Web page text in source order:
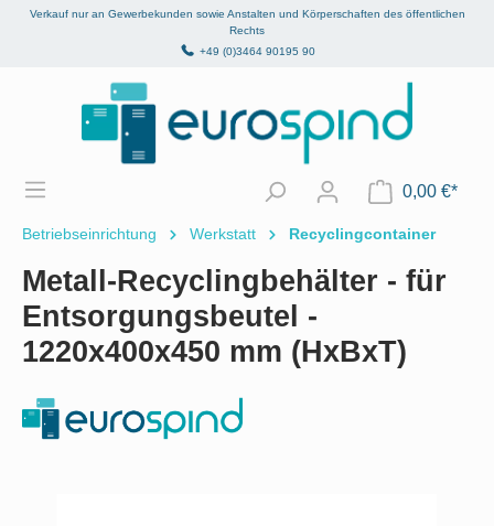
springen
Verkauf nur an Gewerbekunden sowie Anstalten und Körperschaften des öffentlichen
Rechts
+49 (0)3464 90195 90
0,00 €*
Betriebseinrichtung Werkstatt Recyclingcontainer
Metall-Recyclingbehälter - für
Entsorgungsbeutel -
1220x400x450 mm (HxBxT)